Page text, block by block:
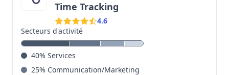
Time Tracking
4.6
Secteurs d'activité
40% Services
25% Communication/Marketing